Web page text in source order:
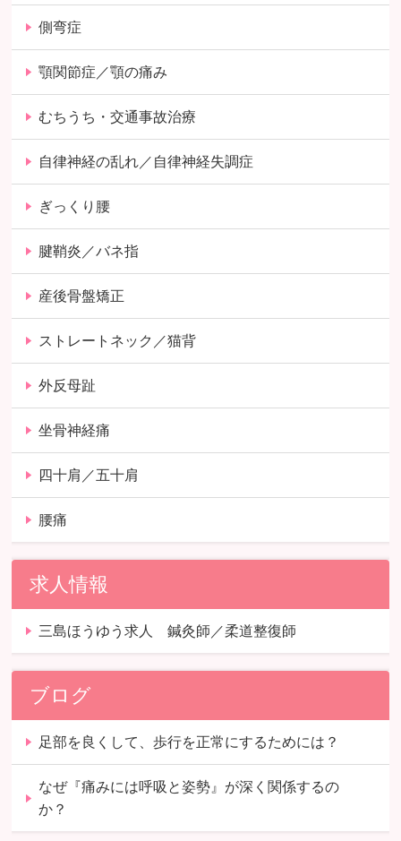
側弯症
顎関節症／顎の痛み
むちうち・交通事故治療
自律神経の乱れ／自律神経失調症
ぎっくり腰
腱鞘炎／バネ指
産後骨盤矯正
ストレートネック／猫背
外反母趾
坐骨神経痛
四十肩／五十肩
腰痛
求人情報
三島ほうゆう求人 鍼灸師／柔道整復師
ブログ
足部を良くして、歩行を正常にするためには？
なぜ『痛みには呼吸と姿勢』が深く関係するの
か？